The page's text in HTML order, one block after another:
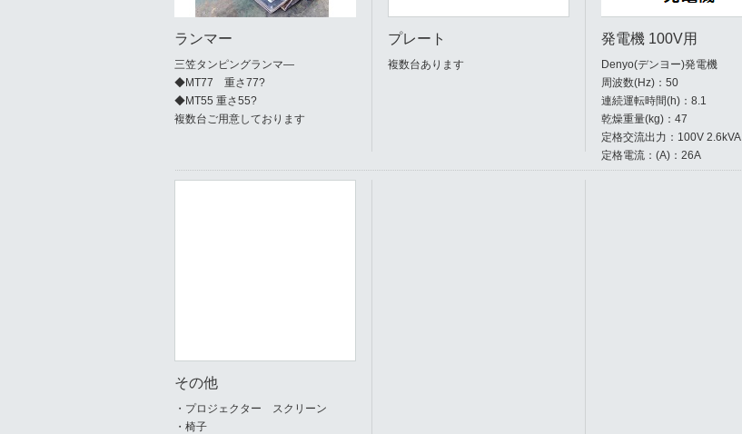
ランマー
三笠タンピングランマ―
◆MT77 重さ77?
◆MT55 重さ55?
複数台ご用意しております
プレート
複数台あります
発電機 100V用
Denyo(デンヨー)発電機
周波数(Hz)：50
連続運転時間(h)：8.1
乾燥重量(kg)：47
定格交流出力：100V 2.6kVA
定格電流：(A)：26A
その他
・プロジェクター スクリーン
・椅子